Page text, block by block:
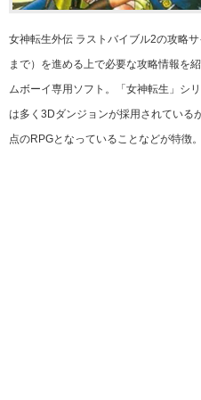
女神転生外伝 ラストバイブル2の攻略
まで）を進める上で必要な攻略情報を
ムボーイ専用ソフト。「女神転生」シ
は多く3Dダンジョンが採用されている
点のRPGとなっていることなどが特徴。